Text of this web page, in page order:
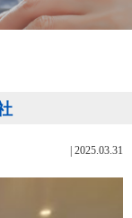
2025.03.31